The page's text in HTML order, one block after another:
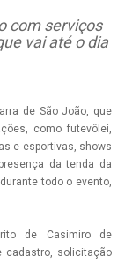
com serviços
vai até o dia
de São João, que
como futevôlei,
e esportivas, shows
da tenda da
todo o evento,
de Casimiro de
cadastro, solicitação